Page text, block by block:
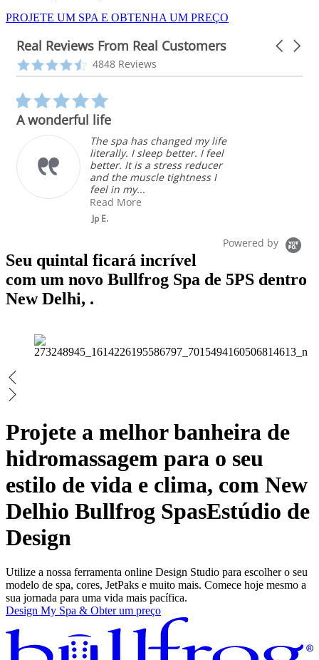
PROJETE UM SPA E OBTENHA UM PREÇO
Real Reviews From Real Customers
Reviews
carousel
Carousel
4.3
star
4848 Reviews
rating
A wonderful life
The spa has changed my life
literally. I sleep better. I feel
better. It is a stress reducer
and the muscle tightness I
feel in my...
Read More
Jp E.
Powered by
Seu quintal ficará incrível
com um novo Bullfrog Spa de 5PS dentro
New Delhi, .
Projete a melhor banheira de
hidromassagem para o seu
estilo de vida e clima, com New
Delhio Bullfrog SpasEstúdio de
Design
Utilize a nossa ferramenta online Design Studio para escolher o seu
modelo de spa, cores, JetPaks e muito mais. Comece hoje mesmo a
sua jornada para uma vida mais pacífica.
Design My Spa & Obter um preço